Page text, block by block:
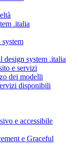
.italia
design system .italia
e servizi
dei modelli
disponibili
e accessibile
e Graceful